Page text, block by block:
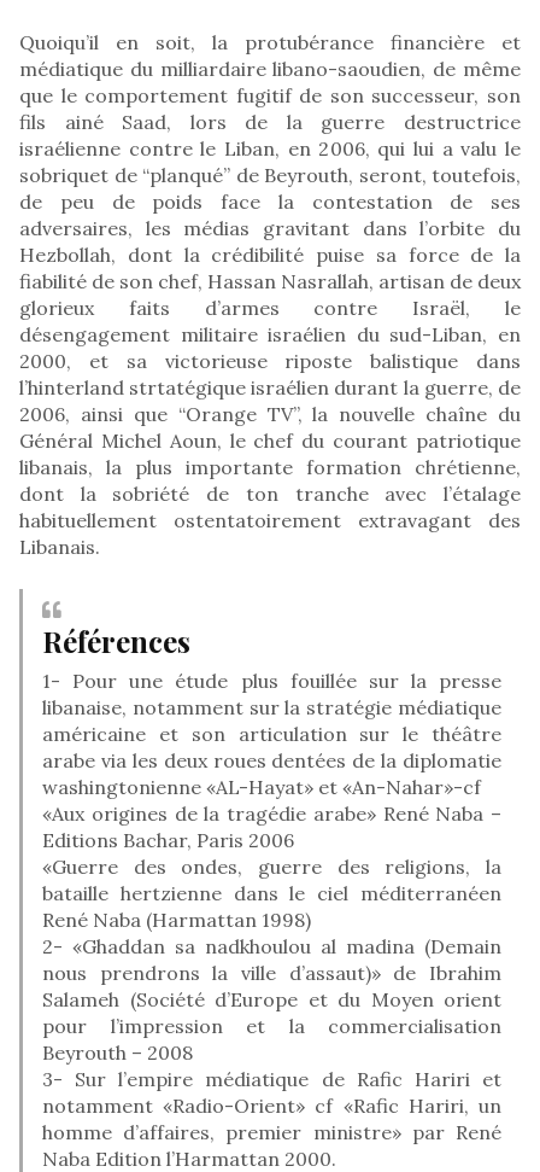
Quoiqu’il en soit, la protubérance financière et
médiatique du milliardaire libano-saoudien, de même
que le comportement fugitif de son successeur, son
fils ainé Saad, lors de la guerre destructrice
israélienne contre le Liban, en 2006, qui lui a valu le
sobriquet de “planqué” de Beyrouth, seront, toutefois,
de peu de poids face la contestation de ses
adversaires, les médias gravitant dans l’orbite du
Hezbollah, dont la crédibilité puise sa force de la
fiabilité de son chef, Hassan Nasrallah, artisan de deux
glorieux faits d’armes contre Israël, le
désengagement militaire israélien du sud-Liban, en
2000, et sa victorieuse riposte balistique dans
l’hinterland strtatégique israélien durant la guerre, de
2006, ainsi que “Orange TV”, la nouvelle chaîne du
Général Michel Aoun, le chef du courant patriotique
libanais, la plus importante formation chrétienne,
dont la sobriété de ton tranche avec l’étalage
habituellement ostentatoirement extravagant des
Libanais.
Références
1- Pour une étude plus fouillée sur la presse
libanaise, notamment sur la stratégie médiatique
américaine et son articulation sur le théâtre
arabe via les deux roues dentées de la diplomatie
washingtonienne «AL-Hayat» et «An-Nahar»-cf
«Aux origines de la tragédie arabe» René Naba –
Editions Bachar, Paris 2006
«Guerre des ondes, guerre des religions, la
bataille hertzienne dans le ciel méditerranéen
René Naba (Harmattan 1998)
2- «Ghaddan sa nadkhoulou al madina (Demain
nous prendrons la ville d’assaut)» de Ibrahim
Salameh (Société d’Europe et du Moyen orient
pour l’impression et la commercialisation
Beyrouth – 2008
3- Sur l’empire médiatique de Rafic Hariri et
notamment «Radio-Orient» cf «Rafic Hariri, un
homme d’affaires, premier ministre» par René
Naba Edition l’Harmattan 2000.